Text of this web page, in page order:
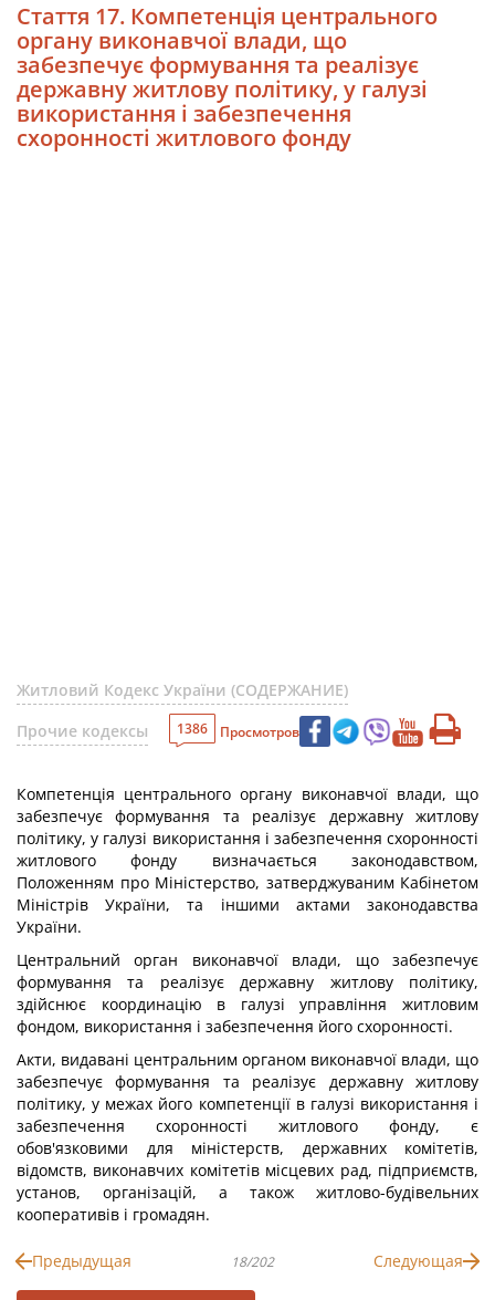
Стаття 17. Компетенція центрального
органу виконавчої влади, що
забезпечує формування та реалізує
державну житлову політику, у галузі
використання і забезпечення
схоронності житлового фонду
Житловий Кодекс України (СОДЕРЖАНИЕ)
Прочие кодексы
1386 Просмотров
Компетенція центрального органу виконавчої влади, що
забезпечує формування та реалізує державну житлову
політику, у галузі використання і забезпечення схоронності
житлового фонду визначається законодавством,
Положенням про Міністерство, затверджуваним Кабінетом
Міністрів України, та іншими актами законодавства
України.
Центральний орган виконавчої влади, що забезпечує
формування та реалізує державну житлову політику,
здійснює координацію в галузі управління житловим
фондом, використання і забезпечення його схоронності.
Акти, видавані центральним органом виконавчої влади, що
забезпечує формування та реалізує державну житлову
політику, у межах його компетенції в галузі використання і
забезпечення схоронності житлового фонду, є
обов'язковими для міністерств, державних комітетів,
відомств, виконавчих комітетів місцевих рад, підприємств,
установ, організацій, а також житлово-будівельних
кооперативів і громадян.
Предыдущая 18/202 Следующая